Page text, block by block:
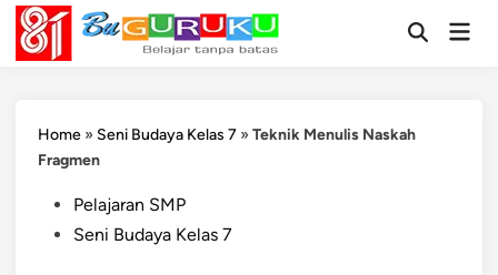
Skip
content
OpenMain
Home » Seni Budaya Kelas 7 »Teknik Menulis Naskah
Fragmen
PostedPelajaran SMP
Seni Budaya Kelas 7